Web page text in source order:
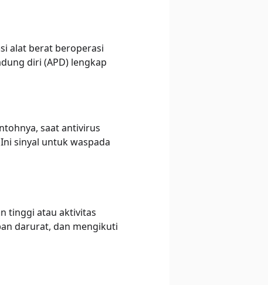
alat berat beroperasi
diri (APD) lengkap
saat antivirus
sinyal untuk waspada
tinggi atau aktivitas
darurat, dan mengikuti